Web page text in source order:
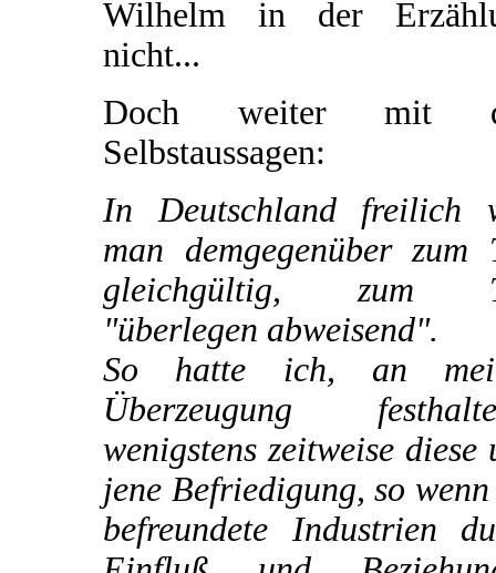
Wilhelm in der
nicht...
Doch weiter mit
Selbstaussagen:
In Deutschland freilich
man demgegenüber zum
gleichgültig, zum
"überlegen abweisend".
So hatte ich, an
Überzeugung
wenigstens zeitweise diese
jene Befriedigung, so
befreundete Industrien